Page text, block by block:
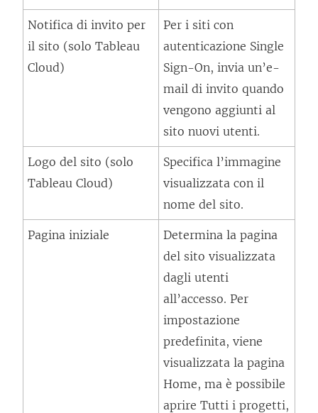
o
v
i
e
e
e
r
i
Notifica di invito per
il sito (solo Tableau
Cloud)
Per i siti con
autenticazione Single
Sign-On, invia un’e-
mail di invito quando
vengono aggiunti al
sito nuovi utenti.
Logo del sito (solo
Tableau Cloud)
Specifica l’immagine
visualizzata con il
nome del sito.
Pagina iniziale
Determina la pagina
del sito visualizzata
dagli utenti
all’accesso. Per
impostazione
predefinita, viene
visualizzata la pagina
Home, ma è possibile
aprire Tutti i progetti,